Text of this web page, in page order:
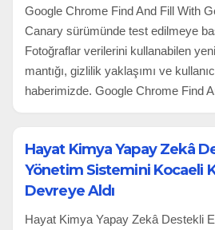
Google Chrome Find And Fill With
Canary sürümünde test edilmeye
Fotoğraflar verilerini kullanabilen
mantığı, gizlilik yaklaşımı ve
haberimizde. Google Chrome Find
Hayat Kimya Yapay Zekâ
Yönetim Sistemini Kocaeli
Devreye Aldı
Hayat Kimya Yapay Zekâ Destekli